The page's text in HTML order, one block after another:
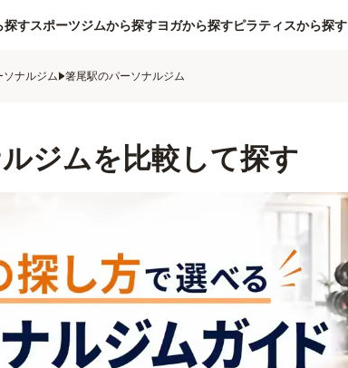
探すスポーツジムから探すヨガから探すピラティスから探す
ナルジム 箸尾駅のパーソナルジム
ジムを比較して探す